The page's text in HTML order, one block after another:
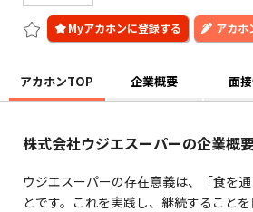
アカホ
アカホンTOP 企業概要 面
株式会社ウジエスーパーの企業概
ウジエスーパーの存在意義は、「食を
とです。これを実践し、継続することを